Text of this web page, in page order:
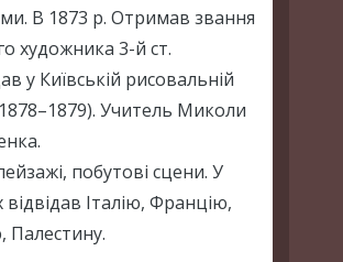
В 1873 р. Отримав звання
художника 3-й ст.
у Київській рисовальній
Учитель Миколи
побутові сцени. У
відвідав Італію, Францію,
Палестину.